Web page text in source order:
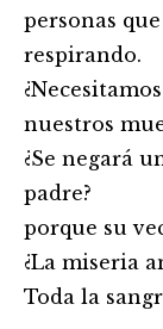
personas
respirando.
nuestros
¿Se negará
padre?
porque su
¿La miseria
Toda la